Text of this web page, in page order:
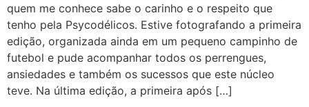
quem me conhece sabe o carinho e o respeito que
tenho pela Psycodélicos. Estive fotografando a primeira
edição, organizada ainda em um pequeno campinho de
futebol e pude acompanhar todos os perrengues,
ansiedades e também os sucessos que este núcleo
teve. Na última edição, a primeira após […]